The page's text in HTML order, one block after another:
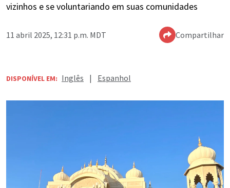
vizinhos e se voluntariando em suas comunidades
11 abril 2025, 12:31 p.m. MDT Compartilhar
DISPONÍVEL EM: Inglês | Espanhol